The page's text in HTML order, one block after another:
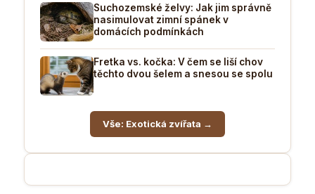
Suchozemské želvy: Jak jim správně
nasimulovat zimní spánek v
domácích podmínkách
Fretka vs. kočka: V čem se liší chov
těchto dvou šelem a snesou se spolu
Vše: Exotická zvířata →